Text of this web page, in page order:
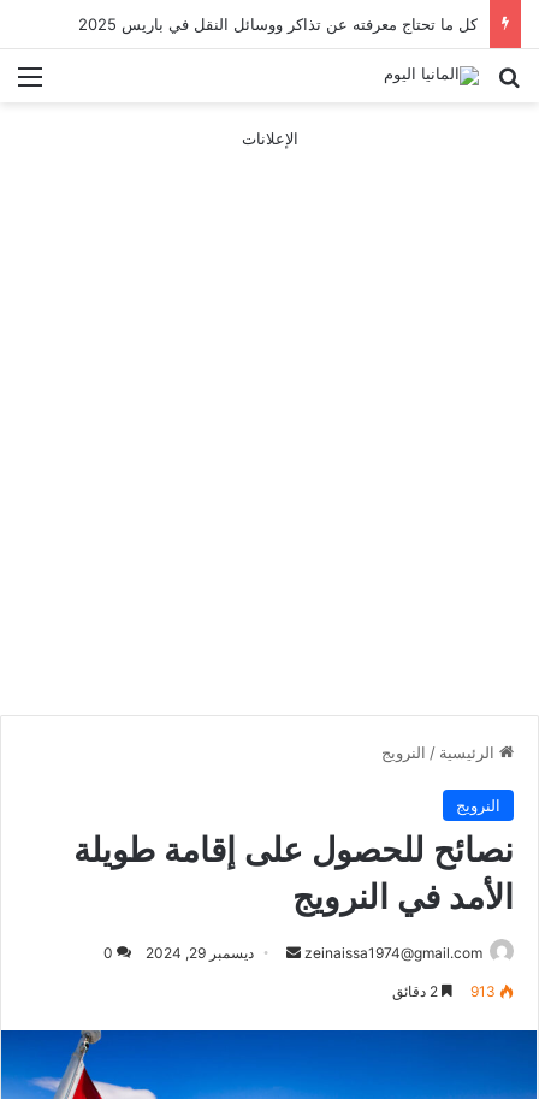
كل ما تحتاج معرفته عن تذاكر ووسائل النقل في باريس 2025
بحث عن
الإعلانات
الرئيسية / النرويج
النرويج
نصائح للحصول على إقامة طويلة
الأمد في النرويج
zeinaissa1974@gmail.com
أرسل ديسمبر 29, 2024 0
913